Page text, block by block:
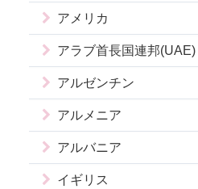
アメリカ
アラブ首長国連邦(UAE)
アルゼンチン
アルメニア
アルバニア
イギリス